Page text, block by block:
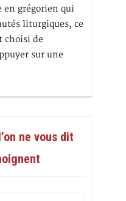
en grégorien qui
liturgiques, ce
choisi de
sur une
ne vous dit